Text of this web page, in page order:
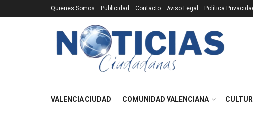
Quienes Somos Publicidad Contacto Aviso Legal Política
VALENCIA CIUDAD COMUNIDAD VALENCIANA